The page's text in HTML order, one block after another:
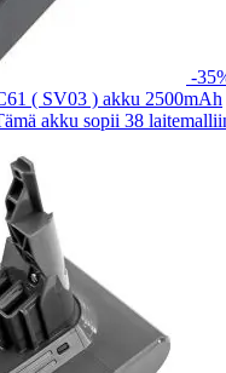
-
( SV03 ) akku 2500mAh
akku sopii 38